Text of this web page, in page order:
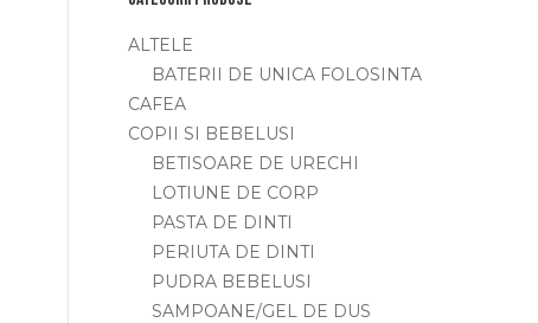
ALTELE
BATERII DE UNICA FOLOSINTA
CAFEA
COPII SI BEBELUSI
BETISOARE DE URECHI
LOTIUNE DE CORP
PASTA DE DINTI
PERIUTA DE DINTI
PUDRA BEBELUSI
SAMPOANE/GEL DE DUS